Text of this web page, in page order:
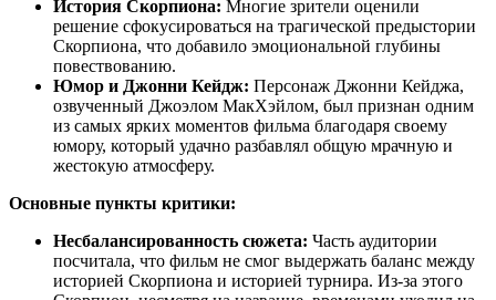
История Скорпиона: Многие зрители оценили
решение сфокусироваться на трагической предыстории
Скорпиона, что добавило эмоциональной глубины
повествованию.
Юмор и Джонни Кейдж: Персонаж Джонни Кейджа,
озвученный Джоэлом МакХэйлом, был признан одним
из самых ярких моментов фильма благодаря своему
юмору, который удачно разбавлял общую мрачную и
жестокую атмосферу.
Основные пункты критики:
Несбалансированность сюжета: Часть аудитории
посчитала, что фильм не смог выдержать баланс между
историей Скорпиона и историей турнира. Из-за этого